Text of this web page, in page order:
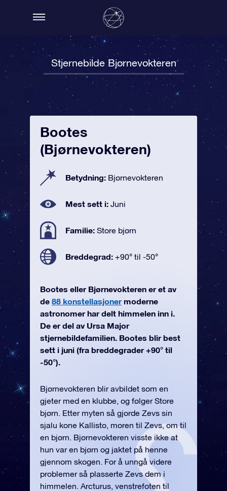
Stjernebilde Bjørnevokteren
Bootes
(Bjørnevokteren)
Betydning: Bjørnevokteren
Mest sett i: Juni
Familie: Store bjørn
Breddegrad: +90° til -50°
Bootes eller Bjørnevokteren er et av
de 88 konstellasjonermoderne
astronomer har delt himmelen inn i.
De er del av Ursa Major
stjernebildefamilien. Bootes blir best
sett i juni (fra breddegrader +90° til
-50°).
Bjørnevokteren blir avbildet som en
gjeter med en klubbe, og følger Store
bjørn. Etter myten så gjorde Zevs sin
sjalu kone Kallisto, moren til Zevs, om til
en bjørn. Bjørnevokteren visste ikke at
hun var en bjørn og jaktet på henne
gjennom skogen. For å unngå videre
problemer så plasserte Zevs dem i
himmelen. Arcturus, venstrefoten til